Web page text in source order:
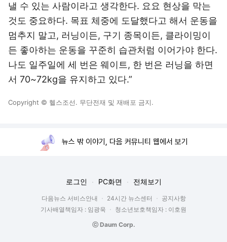
낼 수 있는 사람이라고 생각한다. 요요 현상을 막는
것도 중요하다. 목표 체중에 도달했다고 해서 운동을
멈추지 말고, 러닝이든, 구기 종목이든, 클라이밍이
든 좋아하는 운동을 꾸준히 습관처럼 이어가야 한다.
나도 일주일에 세 번은 웨이트, 한 번은 러닝을 하면
서 70~72kg을 유지하고 있다.”
Copyright © 헬스조선. 무단전재 및 재배포 금지.
뉴스 밖 이야기, 다음 커뮤니티 웹에서 보기
로그인 PC화면 전체보기
다음뉴스 서비스안내 24시간 뉴스센터
공지사항
기사배열책임자 : 임광욱
청소년보호책임자 : 이호원
ⓒ Daum Corp.